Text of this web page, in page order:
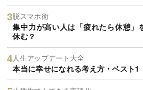
脱スマホ術
集中力が高い人は「疲れたら休憩」
休む？
人生アップデート大全
本当に幸せになれる考え方・ベスト1